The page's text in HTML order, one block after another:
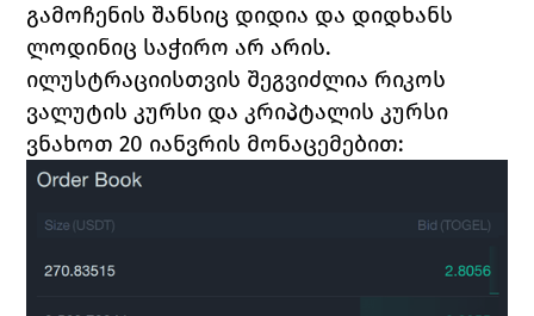
გამოჩენის შანსიც დიდია და დიდხანს
ლოდინიც საჭირო არ არის.
ილუსტრაციისთვის შეგვიძლია რიკოს
ვალუტის კურსი და კრიპტალის კურსი
ვნახოთ 20 იანვრის მონაცემებით: